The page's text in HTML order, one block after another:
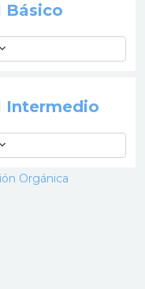
Básico
Intermedio
Orgánica